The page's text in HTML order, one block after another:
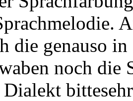
die genauso
noch die